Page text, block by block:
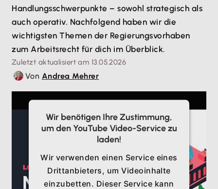
Handlungsschwerpunkte – sowohl strategisch als
auch operativ. Nachfolgend haben wir die
wichtigsten Themen der Regierungsvorhaben
zum Arbeitsrecht für dich im Überblick.
Zuletzt aktualisiert am 13.05.2026
Von Andrea Mehrer
Wir benötigen Ihre Zustimmung,
um den YouTube Video-Service zu
laden!
Wir verwenden einen Service eines
Drittanbieters, um Videoinhalte
einzubetten. Dieser Service kann